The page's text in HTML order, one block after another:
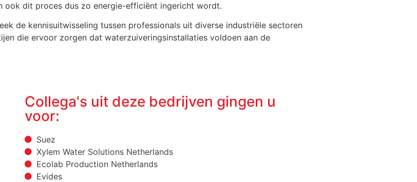
ook dit proces dus zo energie-efficiënt ingericht wordt.
de kennisuitwisseling tussen professionals uit diverse industriële sectoren
die ervoor zorgen dat waterzuiveringsinstallaties voldoen aan de
Collega's uit deze bedrijven gingen u
voor:
Suez
Xylem Water Solutions Netherlands
Ecolab Production Netherlands
Evides